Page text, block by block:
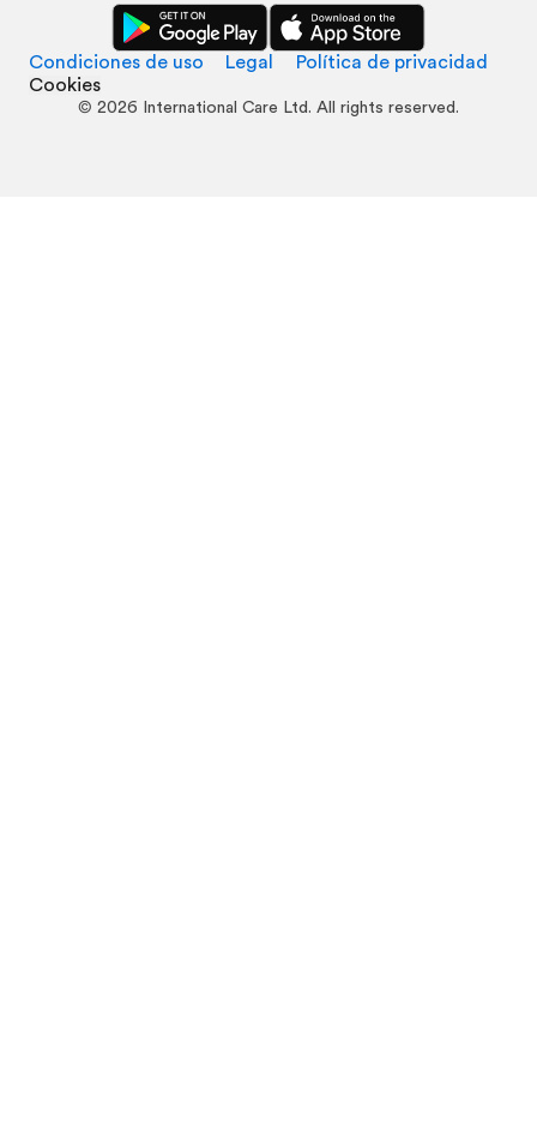
Condiciones de uso Legal
Política de privacidad
Cookies
© 2026 International Care Ltd. All rights reserved.